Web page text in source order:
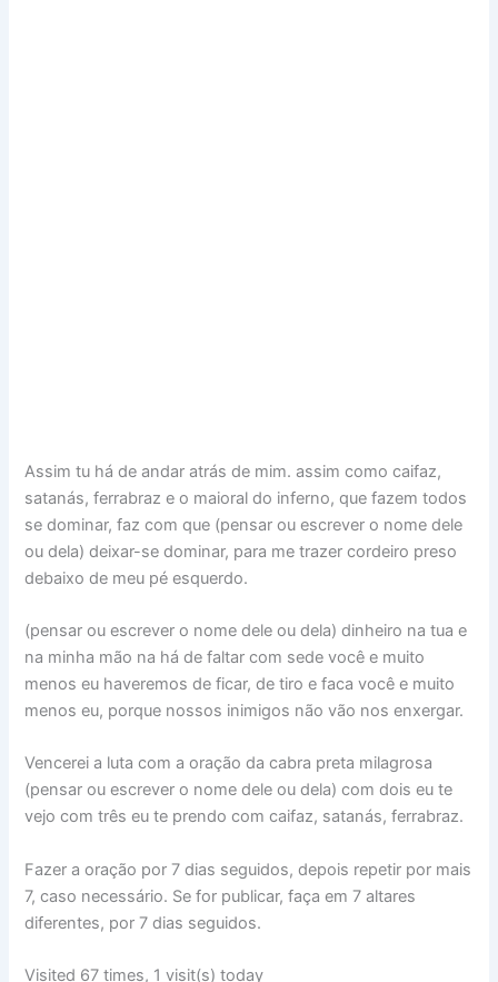
Assim tu há de andar atrás de mim. assim como caifaz,
satanás, ferrabraz e o maioral do inferno, que fazem todos
se dominar, faz com que (pensar ou escrever o nome dele
ou dela) deixar-se dominar, para me trazer cordeiro preso
debaixo de meu pé esquerdo.
(pensar ou escrever o nome dele ou dela) dinheiro na tua e
na minha mão na há de faltar com sede você e muito
menos eu haveremos de ficar, de tiro e faca você e muito
menos eu, porque nossos inimigos não vão nos enxergar.
Vencerei a luta com a oração da cabra preta milagrosa
(pensar ou escrever o nome dele ou dela) com dois eu te
vejo com três eu te prendo com caifaz, satanás, ferrabraz.
Fazer a oração por 7 dias seguidos, depois repetir por mais
7, caso necessário. Se for publicar, faça em 7 altares
diferentes, por 7 dias seguidos.
Visited 67 times, 1 visit(s) today